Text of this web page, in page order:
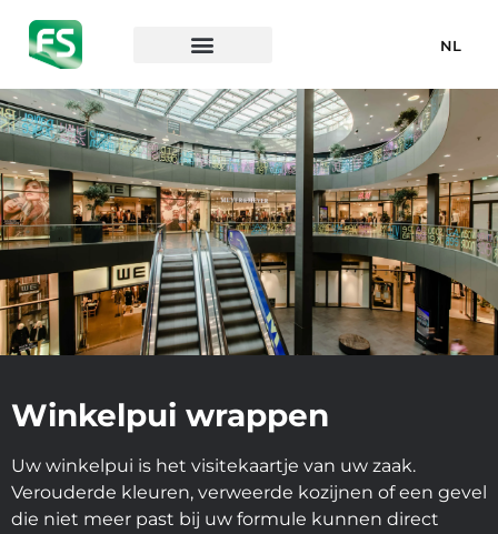
NL
Winkelpui wrappen
Uw winkelpui is het visitekaartje van uw zaak.
Verouderde kleuren, verweerde kozijnen of een gevel
die niet meer past bij uw formule kunnen direct